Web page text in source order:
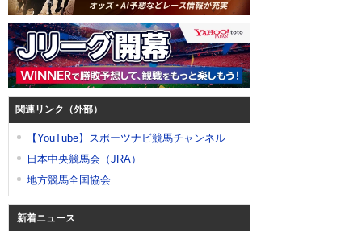
関連リンク（外部）
【YouTube】スポーツナビ競馬チャンネル
日本中央競馬会（JRA）
地方競馬全国協会
新着ニュース